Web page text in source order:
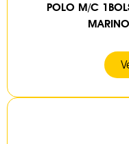
POLO M/C